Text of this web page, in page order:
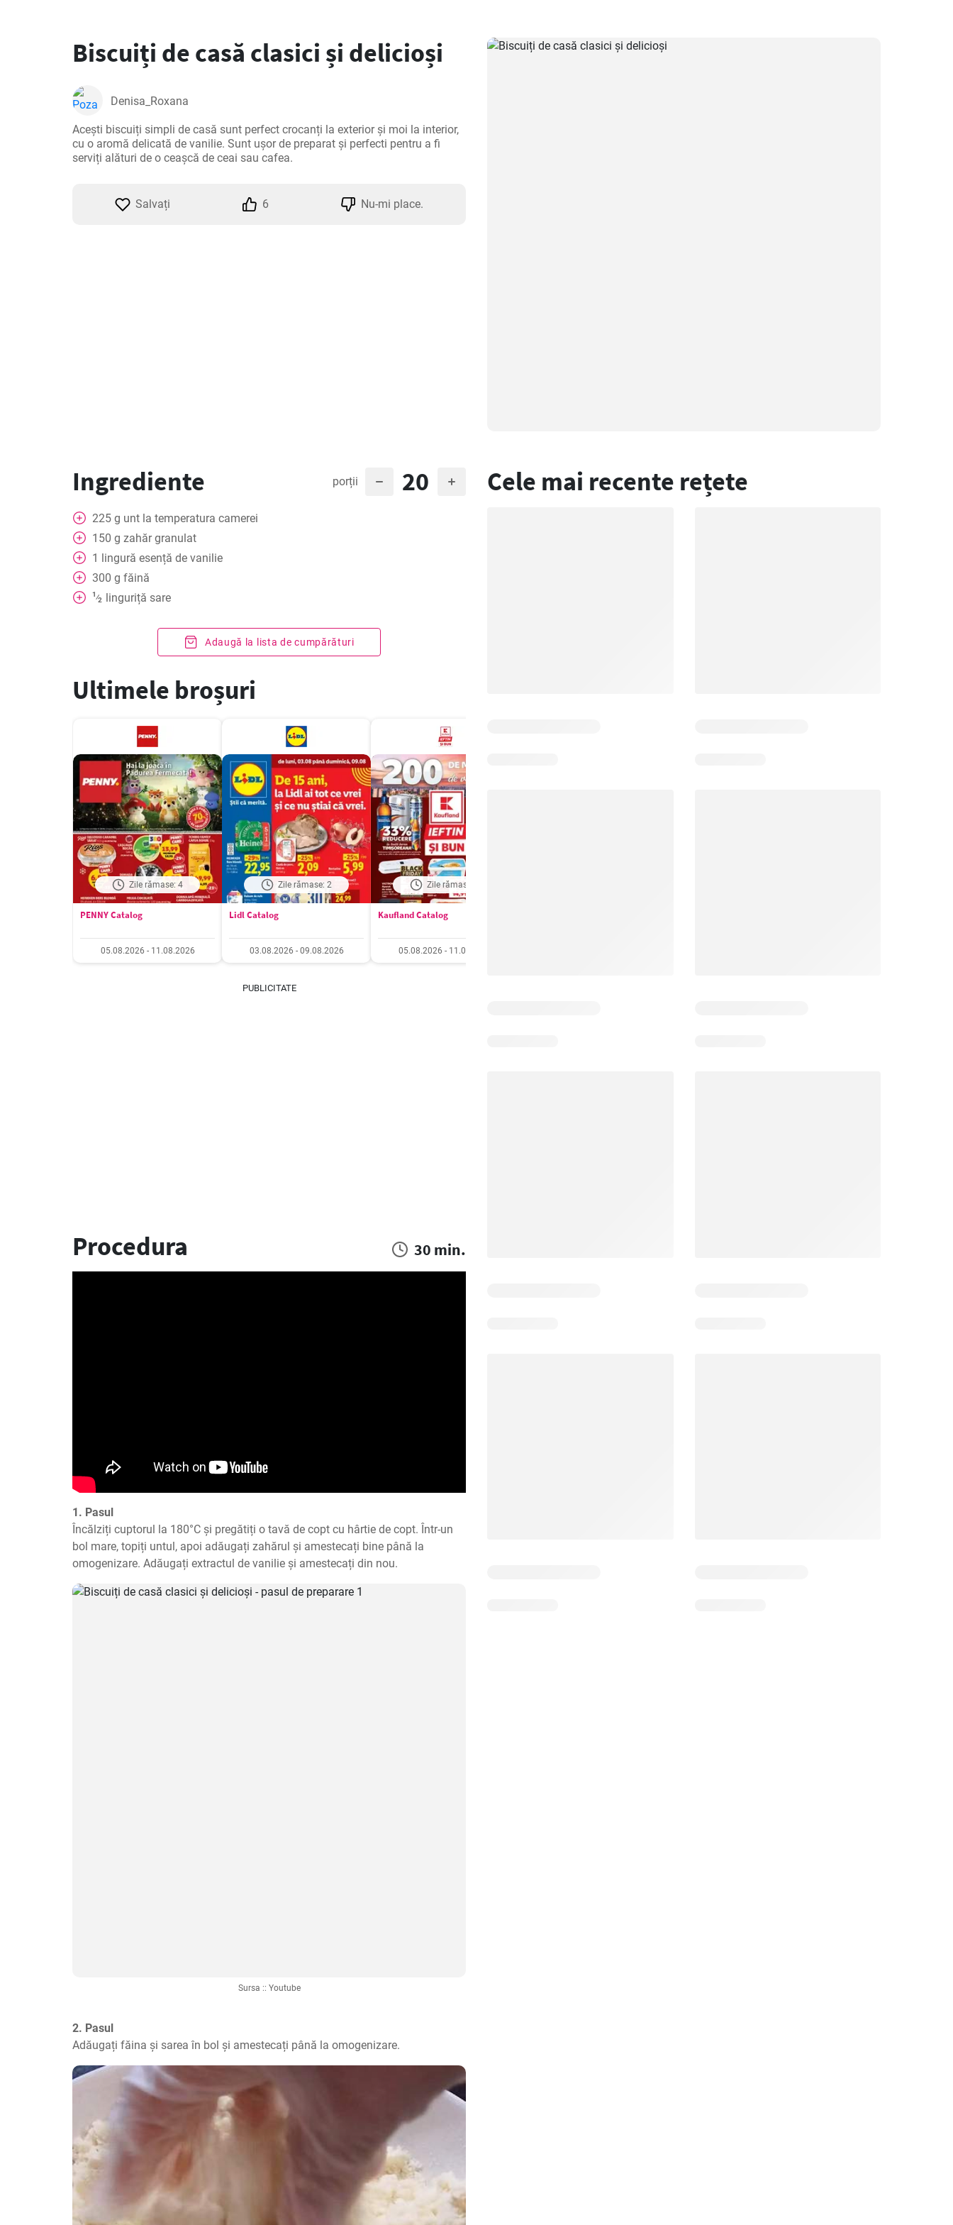
Biscuiți de casă clasici și delicioși
Denisa_Roxana
Acești biscuiți simpli de casă sunt perfect crocanți la exterior și moi la interior,
cu o aromă delicată de vanilie. Sunt ușor de preparat și perfecti pentru a fi
serviți alături de o ceașcă de ceai sau cafea.
Salvați 6 Nu-mi place.
Ingrediente porții 20
225 g unt la temperatura camerei
150 g zahăr granulat
1 lingură esență de vanilie
300 g făină
1⁄2 linguriță sare
Adaugă la lista de cumpărături
Ultimele broșuri
Zile rămase: 4
PENNY Catalog
05.08.2026 - 11.08.2026
Zile rămase: 2
Lidl Catalog
03.08.2026 - 09.08.2026
Zile rămase: 4
Kaufland Catalog
05.08.2026 - 11.08.2026
PUBLICITATE
Procedura 30 min.
1. Pasul
Încălziți cuptorul la 180°C și pregătiți o tavă de copt cu hârtie de copt. Într-un
bol mare, topiți untul, apoi adăugați zahărul și amestecați bine până la
omogenizare. Adăugați extractul de vanilie și amestecați din nou.
Sursa :: Youtube
2. Pasul
Adăugați făina și sarea în bol și amestecați până la omogenizare.
Cele mai recente rețete